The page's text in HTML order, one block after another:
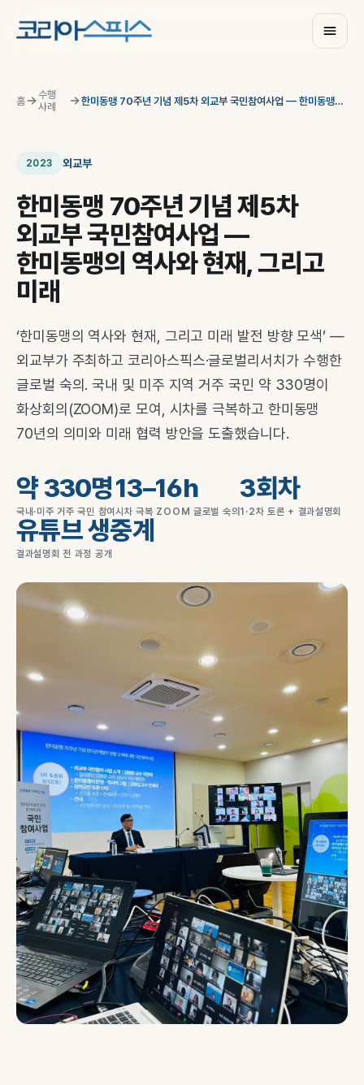
홈
수행
사례
한미동맹 70주년 기념 제5차 외교부 국민참여사업 — 한미동맹의 역사와 현재, 그리고 미래
2023 외교부
한미동맹 70주년 기념 제5차
외교부 국민참여사업 —
한미동맹의 역사와 현재, 그리고
미래
‘한미동맹의 역사와 현재, 그리고 미래 발전 방향 모색’ —
외교부가 주최하고 코리아스픽스·글로벌리서치가 수행한
글로벌 숙의. 국내 및 미주 지역 거주 국민 약 330명이
화상회의(ZOOM)로 모여, 시차를 극복하고 한미동맹
70년의 의미와 미래 협력 방안을 도출했습니다.
약 330명
국내·미주 거주 국민 참여
13–16h
시차 극복 ZOOM 글로벌 숙의
3회차
1·2차 토론 + 결과설명회
유튜브 생중계
결과설명회 전 과정 공개